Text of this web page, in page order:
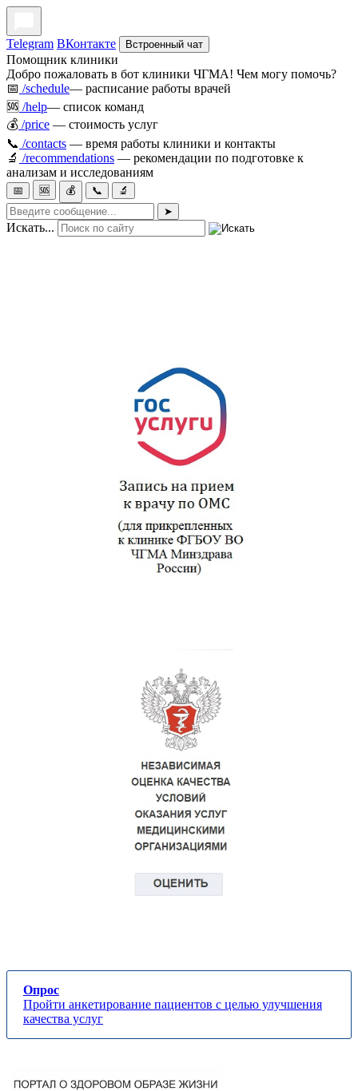
Telegram ВКонтакте Встроенный чат
Помощник клиники
Добро пожаловать в бот клиники ЧГМА! Чем могу помочь?
📅 /schedule— расписание работы врачей
🆘 /help— список команд
💰 /price — стоимость услуг
📞 /contacts — время работы клиники и контакты
🔬 /recommendations — рекомендации по подготовке к
анализам и исследованиям
📅 🆘 💰 📞
🔬
➤
Искать...
Опрос
Пройти анкетирование пациентов с целью улучшения
качества услуг